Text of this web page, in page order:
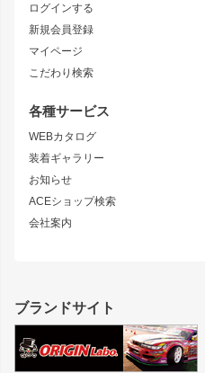
ログインする
新規会員登録
マイページ
こだわり検索
各種サービス
WEBカタログ
装着ギャラリー
お知らせ
ACEショップ検索
会社案内
マークX
ニッサン
S15 シルビア
S14 シルビア 後期
S13 シルビア
180SX
シルエイティ
スズキ
GS350
SC
スバル
リアウイング
ジムニーパーツ
ホイール
MUD-S7
MUD-SR7
ボンネット
フェンダー
サイドパーツ
ブランドサイト